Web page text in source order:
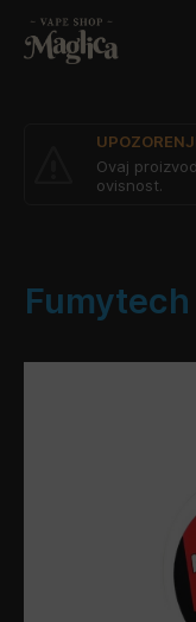
Ovaj
ovisnost.